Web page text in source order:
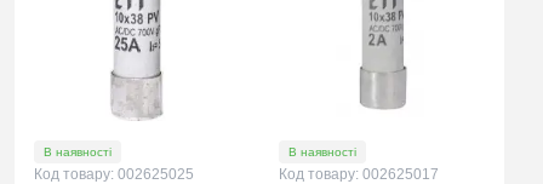
В наявності
Код товару: 002625025
В наявності
Код товару: 002625017